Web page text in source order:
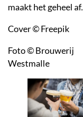
maakt het geheel af.
Cover © Freepik
Foto © Brouwerij
Westmalle